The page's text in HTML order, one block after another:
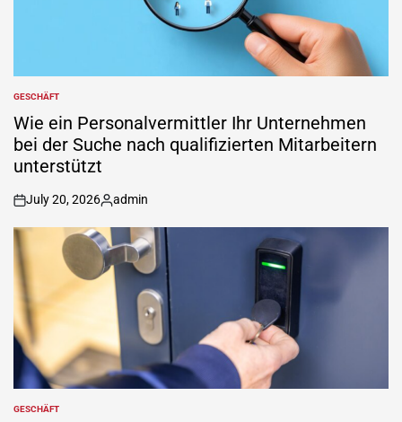
POSTED
IN
GESCHÄFT
Wie ein Personalvermittler Ihr Unternehmen
bei der Suche nach qualifizierten Mitarbeitern
unterstützt
on
July 20, 2026
Posted
by
admin
POSTED
GESCHÄFT